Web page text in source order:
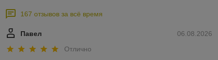
167 отзывов за всё время
06.08.2026
Павел
Отлично